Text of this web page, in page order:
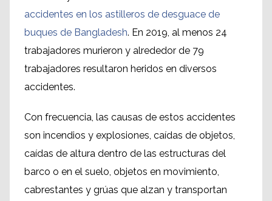
accidentes en los astilleros de desguace de
buques de Bangladesh. En 2019, al menos 24
trabajadores murieron y alrededor de 79
trabajadores resultaron heridos en diversos
accidentes.
Con frecuencia, las causas de estos accidentes
son incendios y explosiones, caídas de objetos,
caídas de altura dentro de las estructuras del
barco o en el suelo, objetos en movimiento,
cabrestantes y grúas que alzan y transportan